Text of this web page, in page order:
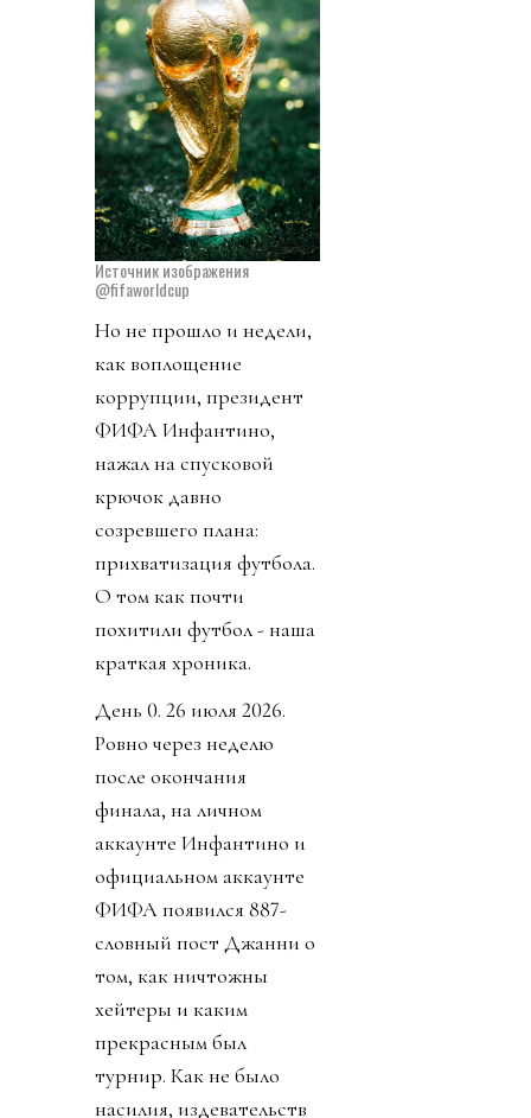
Источник изображения
@fifaworldcup
Но не прошло и недели,
как воплощение
коррупции, президент
ФИФА Инфантино,
нажал на спусковой
крючок давно
созревшего плана:
прихватизация футбола.
О том как почти
похитили футбол - наша
краткая хроника.
День 0. 26 июля 2026.
Ровно через неделю
после окончания
финала, на личном
аккаунте Инфантино и
официальном аккаунте
ФИФА появился 887-
словный пост Джанни о
том, как ничтожны
хейтеры и каким
прекрасным был
турнир. Как не было
насилия, издевательств